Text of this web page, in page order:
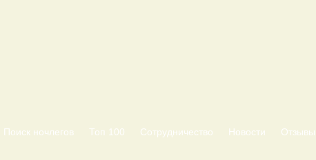
Поиск ночлегов Топ 100 Сотрудничество Новости Отзывы